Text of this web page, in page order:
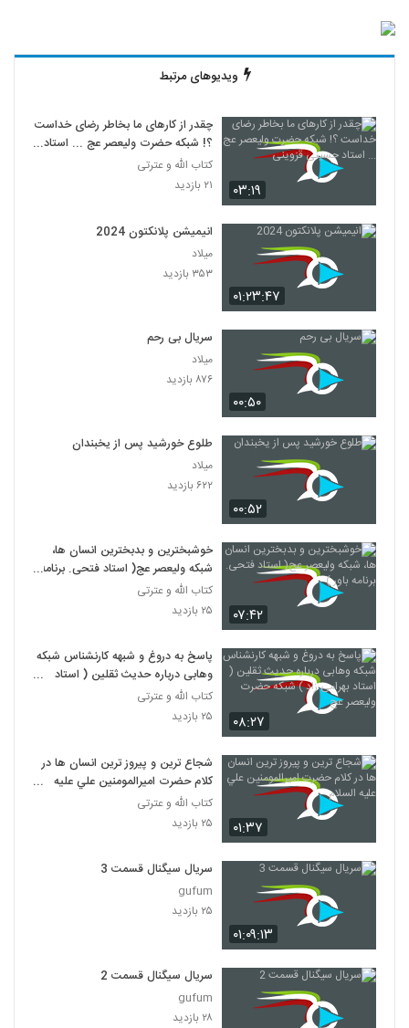
ویدیوهای مرتبط
۰۳:۱۹
چقدر از کارهای ما بخاطر رضای خداست
؟! شبکه حضرت ولیعصر عج ... استاد
حسینی قزوینی
کتاب الله و عترتی
۲۱ بازدید
۰۱:۲۳:۴۷
انیمیشن پلانکتون 2024
میلاد
۳۵۳ بازدید
۰۰:۵۰
سریال بی رحم
میلاد
۸۷۶ بازدید
۰۰:۵۲
طلوع خورشید پس از یخبندان
میلاد
۶۲۲ بازدید
۰۷:۴۲
خوشبخترین و بدبخترین انسان ها،
شبکه ولیعصر عج( استاد فتحی. برنامه
باور )
کتاب الله و عترتی
۲۵ بازدید
۰۸:۲۷
پاسخ به دروغ و شبهه کارنشناس شبکه
وهابی درباره حدیث ثقلین ( استاد
بهرامی زاد ) شبکه حضرت ولیعصر عج
کتاب الله و عترتی
۲۵ بازدید
۰۱:۳۷
شجاع ترين و پيروز ترين انسان ها در
کلام حضرت اميرالمومنين علي عليه
السلام
کتاب الله و عترتی
۲۵ بازدید
۰۱:۰۹:۱۳
سریال سیگنال قسمت 3
gufum
۲۵ بازدید
سریال سیگنال قسمت 2
gufum
۲۸ بازدید